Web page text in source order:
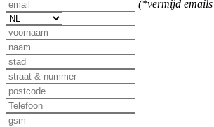
(*vermijd emails